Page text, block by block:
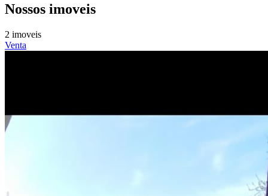
Nossos imoveis
2 imoveis
Venta